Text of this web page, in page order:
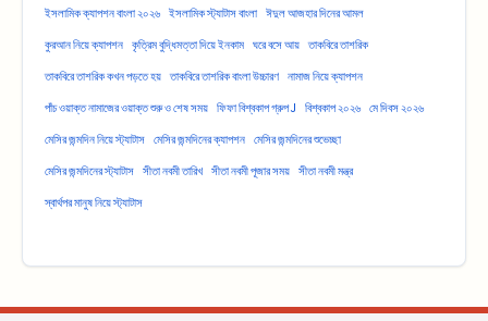
ইসলামিক ক্যাপশন বাংলা ২০২৬ ইসলামিক স্ট্যাটাস বাংলা ঈদুল আজহার দিনের আমল
কুরআন নিয়ে ক্যাপশন কৃত্রিম বুদ্ধিমত্তা দিয়ে ইনকাম ঘরে বসে আয় তাকবিরে তাশরিক
তাকবিরে তাশরিক কখন পড়তে হয় তাকবিরে তাশরিক বাংলা উচ্চারণ নামাজ নিয়ে ক্যাপশন
পাঁচ ওয়াক্ত নামাজের ওয়াক্ত শুরু ও শেষ সময় ফিফা বিশ্বকাপ গ্রুপ J বিশ্বকাপ ২০২৬ মে দিবস ২০২৬
মেসির জন্মদিন নিয়ে স্ট্যাটাস মেসির জন্মদিনের ক্যাপশন মেসির জন্মদিনের শুভেচ্ছা
মেসির জন্মদিনের স্ট্যাটাস সীতা নবমী তারিখ সীতা নবমী পূজার সময় সীতা নবমী মন্ত্র
স্বার্থপর মানুষ নিয়ে স্ট্যাটাস